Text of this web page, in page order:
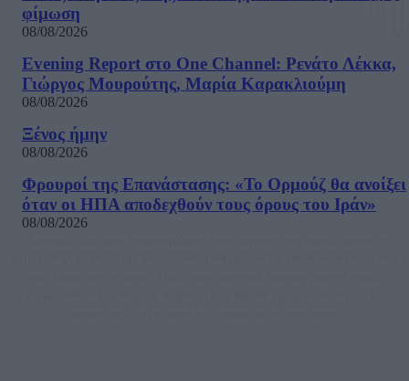
φίμωση
08/08/2026
Evening Report στο One Channel: Ρενάτο Λέκκα,
Γιώργος Μουρούτης, Μαρία Καρακλιούμη
08/08/2026
Ξένος ήμην
08/08/2026
Φρουροί της Επανάστασης: «Το Ορμούζ θα ανοίξει
όταν οι ΗΠΑ αποδεχθούν τους όρους του Ιράν»
08/08/2026